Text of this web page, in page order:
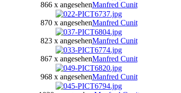
866 x angesehenManfred Cunit
870 x angesehenManfred Cunit
823 x angesehenManfred Cunit
867 x angesehenManfred Cunit
968 x angesehenManfred Cunit